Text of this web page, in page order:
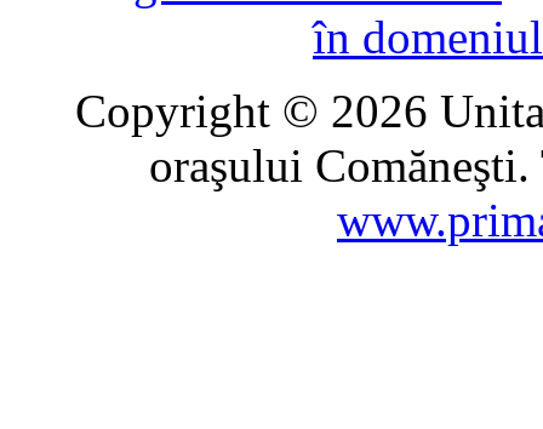
în
Copyright © 2026
oraşului